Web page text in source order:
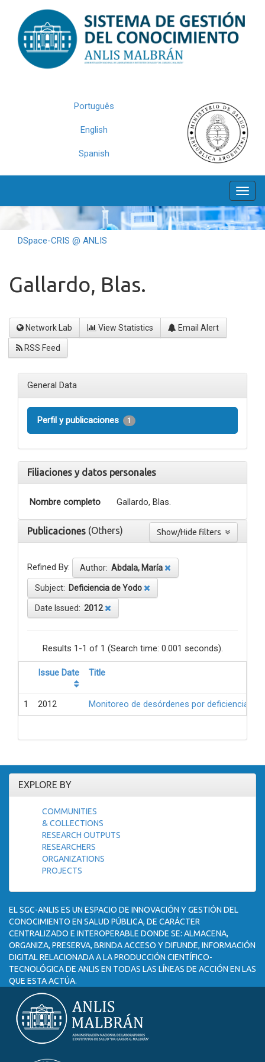
navigation
Português
English
Spanish
DSpace-CRIS @ ANLIS
Gallardo, Blas.
Network Lab View Statistics Email Alert
RSS Feed
General Data
Perfil y publicaciones 1
Filiaciones y datos personales
Nombre completo Gallardo, Blas.
Publicaciones (Others)
Refined By: Author: Abdala, María
Subject: Deficiencia de Yodo
Date Issued: 2012
Results 1-1 of 1 (Search time: 0.001 seconds).
Issue Date Title
1 2012 Monitoreo de desórdenes por deficiencia
EXPLORE BY
COMMUNITIES
& COLLECTIONS
RESEARCH OUTPUTS
RESEARCHERS
ORGANIZATIONS
PROJECTS
EL SGC-ANLIS ES UN ESPACIO DE INNOVACIÓN Y GESTIÓN DEL
CONOCIMIENTO EN SALUD PÚBLICA, DE CARÁCTER
CENTRALIZADO E INTEROPERABLE DONDE SE: ALMACENA,
ORGANIZA, PRESERVA, BRINDA ACCESO Y DIFUNDE, INFORMACIÓN
DIGITAL RELACIONADA A LA PRODUCCIÓN CIENTÍFICO-
TECNOLÓGICA DE ANLIS EN TODAS LAS LÍNEAS DE ACCIÓN EN LAS
QUE ESTA ACTÚA.